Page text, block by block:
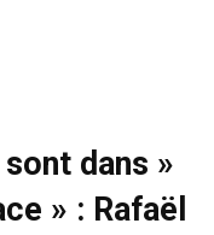
sont dans
» : Rafaël